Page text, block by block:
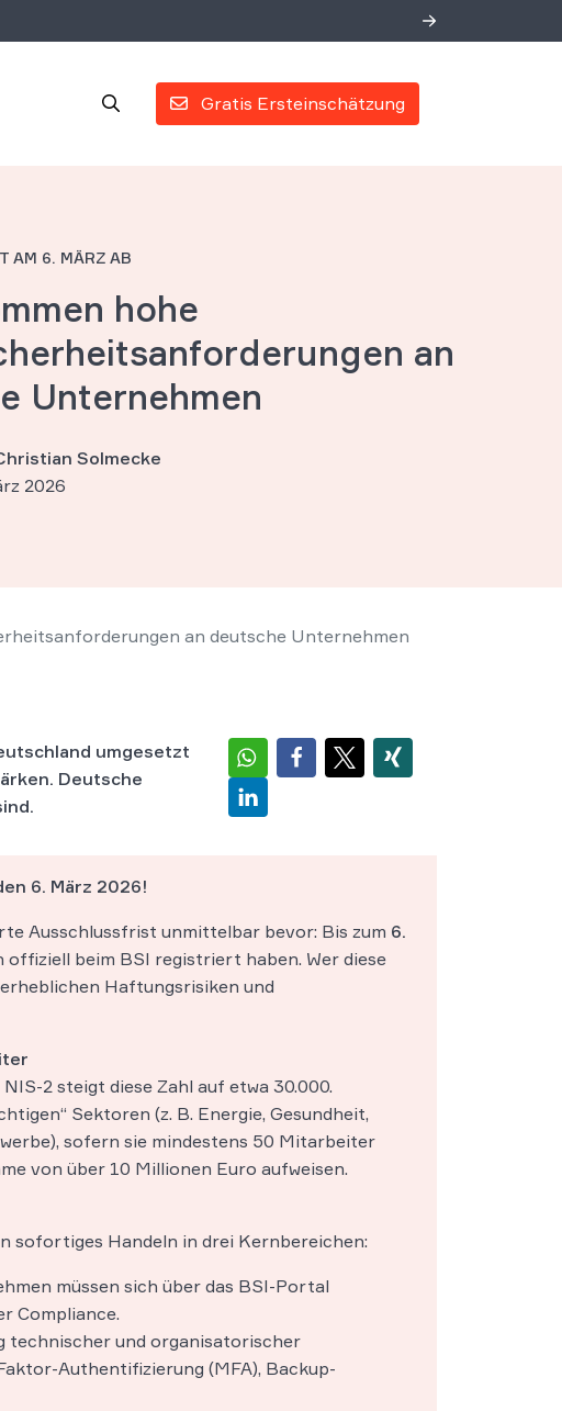
Gratis Ersteinschätzung
AM 6. MÄRZ AB
hohe
an
Unternehmen
Solmecke
2026
an deutsche Unternehmen
umgesetzt
Deutsche
6. März 2026!
Ausschlussfrist unmittelbar bevor: Bis zum 6.
beim BSI registriert haben. Wer diese
Haftungsrisiken und
2 steigt diese Zahl auf etwa 30.000.
Sektoren (z. B. Energie, Gesundheit,
sofern sie mindestens 50 Mitarbeiter
von über 10 Millionen Euro aufweisen.
sofortiges Handeln in drei Kernbereichen:
müssen sich über das BSI-Portal
Compliance.
technischer und organisatorischer
Authentifizierung (MFA), Backup-